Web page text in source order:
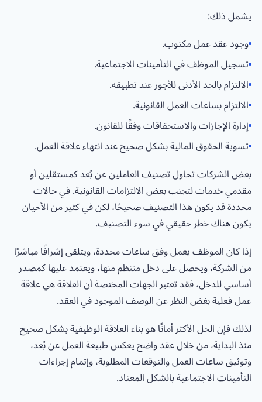
يشمل ذلك:
وجود عقد عمل مكتوب.
تسجيل الموظف في التأمينات الاجتماعية.
الالتزام بالحد الأدنى للأجور عند تطبيقه.
الالتزام بساعات العمل القانونية.
إدارة الإجازات والاستحقاقات وفقًا للقانون.
تسوية الحقوق المالية بشكل صحيح عند انتهاء علاقة العمل.
بعض الشركات تحاول تصنيف العاملين عن بُعد كمستقلين أو
مقدمي خدمات لتجنب بعض الالتزامات القانونية. في حالات
محددة قد يكون هذا التصنيف صحيحًا، لكن في كثير من الأحيان
يكون هناك خطر حقيقي في سوء التصنيف.
إذا كان الموظف يعمل وفق ساعات محددة، ويتلقى إشرافًا مباشرًا
من الشركة، ويحصل على دخل منتظم منها، ويعتمد عليها كمصدر
أساسي للدخل، فقد تعتبر الجهات المختصة أن العلاقة هي علاقة
عمل فعلية بغض النظر عن الوصف الموجود في العقد.
لذلك فإن الحل الأكثر أمانًا هو بناء العلاقة الوظيفية بشكل صحيح
منذ البداية، من خلال عقد واضح يعكس طبيعة العمل عن بُعد،
وتوثيق ساعات العمل والتوقعات المطلوبة، وإتمام إجراءات
التأمينات الاجتماعية بالشكل المعتاد.